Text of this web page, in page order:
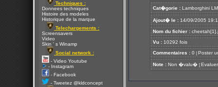
Techniques :
Donnees techniques
Histoire des modeles
Historique de la marque
Telechargements :
Screensavers
Video
Skin ' s Winamp
Social network :
- Video Youtube
- Instagram
- Facebook
- Tweetez @kldconcept
Cat�gorie : Lamborghini
Ajout� le : 14/09/2005
Nom du fichier :
Vu : 10292 fois
Commentaires : 0 [ Poster
Note : Non �valu� [ Evaluer